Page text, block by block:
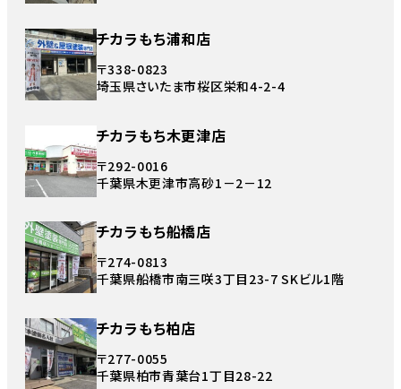
チカラもち浦和店
〒338-0823
埼玉県さいたま市桜区栄和4-2-4
チカラもち木更津店
〒292-0016
千葉県木更津市高砂1－2－12
チカラもち船橋店
〒274-0813
千葉県船橋市南三咲3丁目23-7 SKビル1階
チカラもち柏店
〒277-0055
千葉県柏市青葉台1丁目28-22